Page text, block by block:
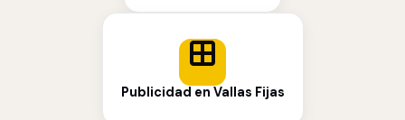
Publicidad en Vallas Fijas